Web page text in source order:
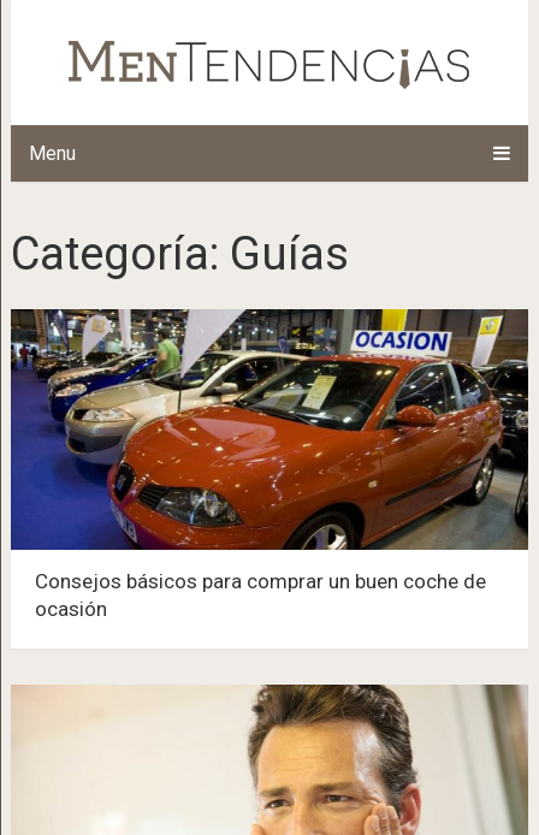
Menu
Categoría: Guías
Consejos básicos para comprar un buen coche de
ocasión